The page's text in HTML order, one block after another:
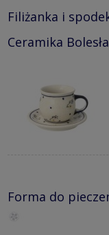
Filiżanka i
Ceramika
Forma do